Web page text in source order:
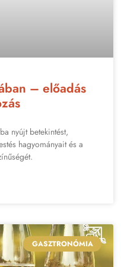
– előadás
nyújt betekintést,
hagyományait és a
GASZTRONÓMIA